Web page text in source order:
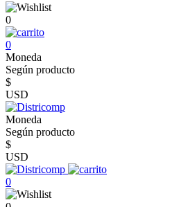
0
0
Moneda
Según producto
$
USD
Moneda
Según producto
$
USD
0